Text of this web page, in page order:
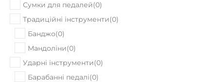
Сумки для педалей(0)
Традиційні інструменти(0)
Банджо(0)
Мандоліни(0)
Ударні інструменти(0)
Барабанні педалі(0)